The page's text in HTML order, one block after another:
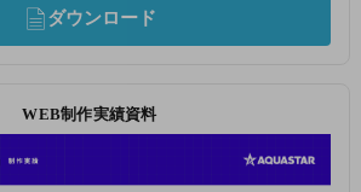
ダウンロード
WEB制作実績資料